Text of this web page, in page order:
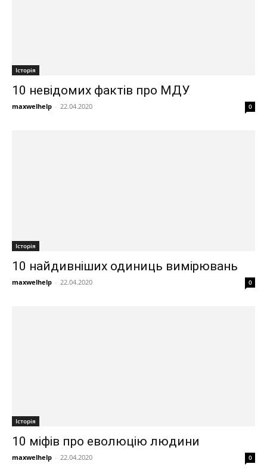
Історія
10 невідомих фактів про МДУ
maxwelhelp - 22.04.2020 0
Історія
10 найдивніших одиниць вимірювань
maxwelhelp - 22.04.2020 0
Історія
10 міфів про еволюцію людини
maxwelhelp - 22.04.2020 0